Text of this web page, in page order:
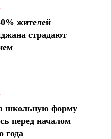
жителей
страдают
школьную форму
перед началом
года